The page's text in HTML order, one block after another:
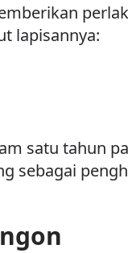
lapisannya:
satu tahun
sebagai